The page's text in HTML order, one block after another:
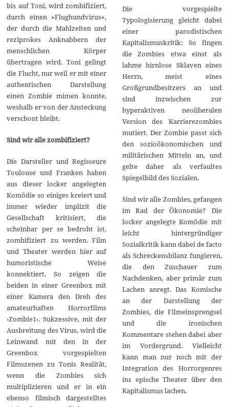
bis auf Toni, wird zombifiziert,
durch einen »Flughundvirus«,
der durch die Mahlzeiten und
reziprokes Anknabbern der
menschlichen Körper
übertragen wird. Toni gelingt
die Flucht, nur weil er mit einer
authentischen Darstellung
einen Zombie mimen konnte,
weshalb er von der Ansteckung
verschont bleibt.
Sind wir alle zombifiziert?
Die Darsteller und Regisseure
Toulouse und Franken haben
aus dieser locker angelegten
Komödie so einiges kreiert und
immer wieder implizit die
Gesellschaft kritisiert, die
scheinbar per se bedroht ist,
zombifiziert zu werden. Film
und Theater werden hier auf
humoristische Weise
konnektiert. So zeigen die
beiden in einer Greenbox mit
einer Kamera den Dreh des
amateurhaften Horrorfilms
›Zombie1‹. Sukzessive, mit der
Ausbreitung des Virus, wird die
Leinwand mit den in der
Greenbox vorgespielten
Filmszenen zu Tonis Realität,
wenn die Zombies sich
multiplizieren und er in ein
ebenso filmisch dargestelltes
Die vorgespielte
Typologisierung gleicht dabei
einer parodistischen
Kapitalismuskritik: So fingen
die Zombies etwa einst als
lahme hirnlose Sklaven eines
Herrn, meist eines
Großgrundbesitzers an und
sind inzwischen zur
hyperaktiven neoliberalen
Version des Karrierezombies
mutiert. Der Zombie passt sich
den sozioökonomischen und
militärischen Mitteln an, und
gelte daher als verfaultes
Spiegelbild des Sozialen.
Sind wir alle Zombies, gefangen
im Rad der Ökonomie? Die
locker angelegte Komödie mit
leicht hintergründiger
Sozialkritik kann dabei de facto
als Schreckensbilanz fungieren,
die den Zuschauer zum
Nachdenken, aber primär zum
Lachen anregt. Das Komische
an der Darstellung der
Zombies, die Filmeinsprengsel
und die ironischen
Kommentare stehen dabei aber
im Vordergrund. Vielleicht
kann man nur noch mit der
Integration des Horrorgenres
ins epische Theater über den
Kapitalismus lachen.